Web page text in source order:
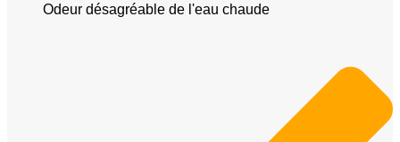
Odeur désagréable de l'eau chaude